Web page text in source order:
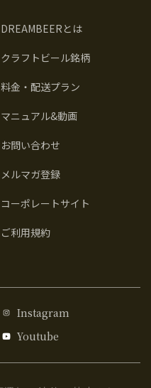
DREAMBEERとは
クラフトビール銘柄
料金・配送プラン
マニュアル&動画
お問い合わせ
メルマガ登録
コーポレートサイト
ご利用規約
Instagram
Youtube